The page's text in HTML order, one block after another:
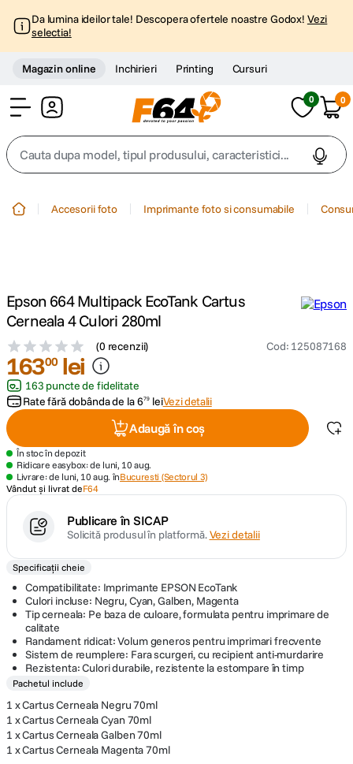
Da lumina ideilor tale! Descopera ofertele noastre Godox! Vezi
selectia!
Magazin online Inchirieri Printing Cursuri
0 0
Cauta dupa model, tipul produsului, caracteristici...
trepied telefon
4. peak design
5. canon sx740 hs
7. sony fx
card memorie
9. dji mic mini
dji osmo
Accesorii foto Imprimante foto si consumabile
Epson 664 Multipack EcoTank Cartus
Cerneala 4 Culori 280ml
(0 recenzii) Cod: 125087168
16300 lei
163 puncte de fidelitate
Rate fără dobânda de la679 leiVezi detalii
Adaugă în coș
În stoc în depozit
Ridicare easybox: de luni, 10 aug.
Livrare: de luni, 10 aug. înBucuresti (Sectorul 3)
Vândut și livrat deF64
Publicare în SICAP
Solicită produsul în platformă.Vezi detalii
Specificații cheie
Compatibilitate: Imprimante EPSON EcoTank
Culori incluse: Negru, Cyan, Galben, Magenta
Tip cerneala: Pe baza de culoare, formulata pentru imprimare de
calitate
Randament ridicat: Volum generos pentru imprimari frecvente
Sistem de reumplere: Fara scurgeri, cu recipient anti-murdarire
Rezistenta: Culori durabile, rezistente la estompare în timp
Pachetul include
1 x Cartus Cerneala Negru 70ml
1 x Cartus Cerneala Cyan 70ml
1 x Cartus Cerneala Galben 70ml
1 x Cartus Cerneala Magenta 70ml